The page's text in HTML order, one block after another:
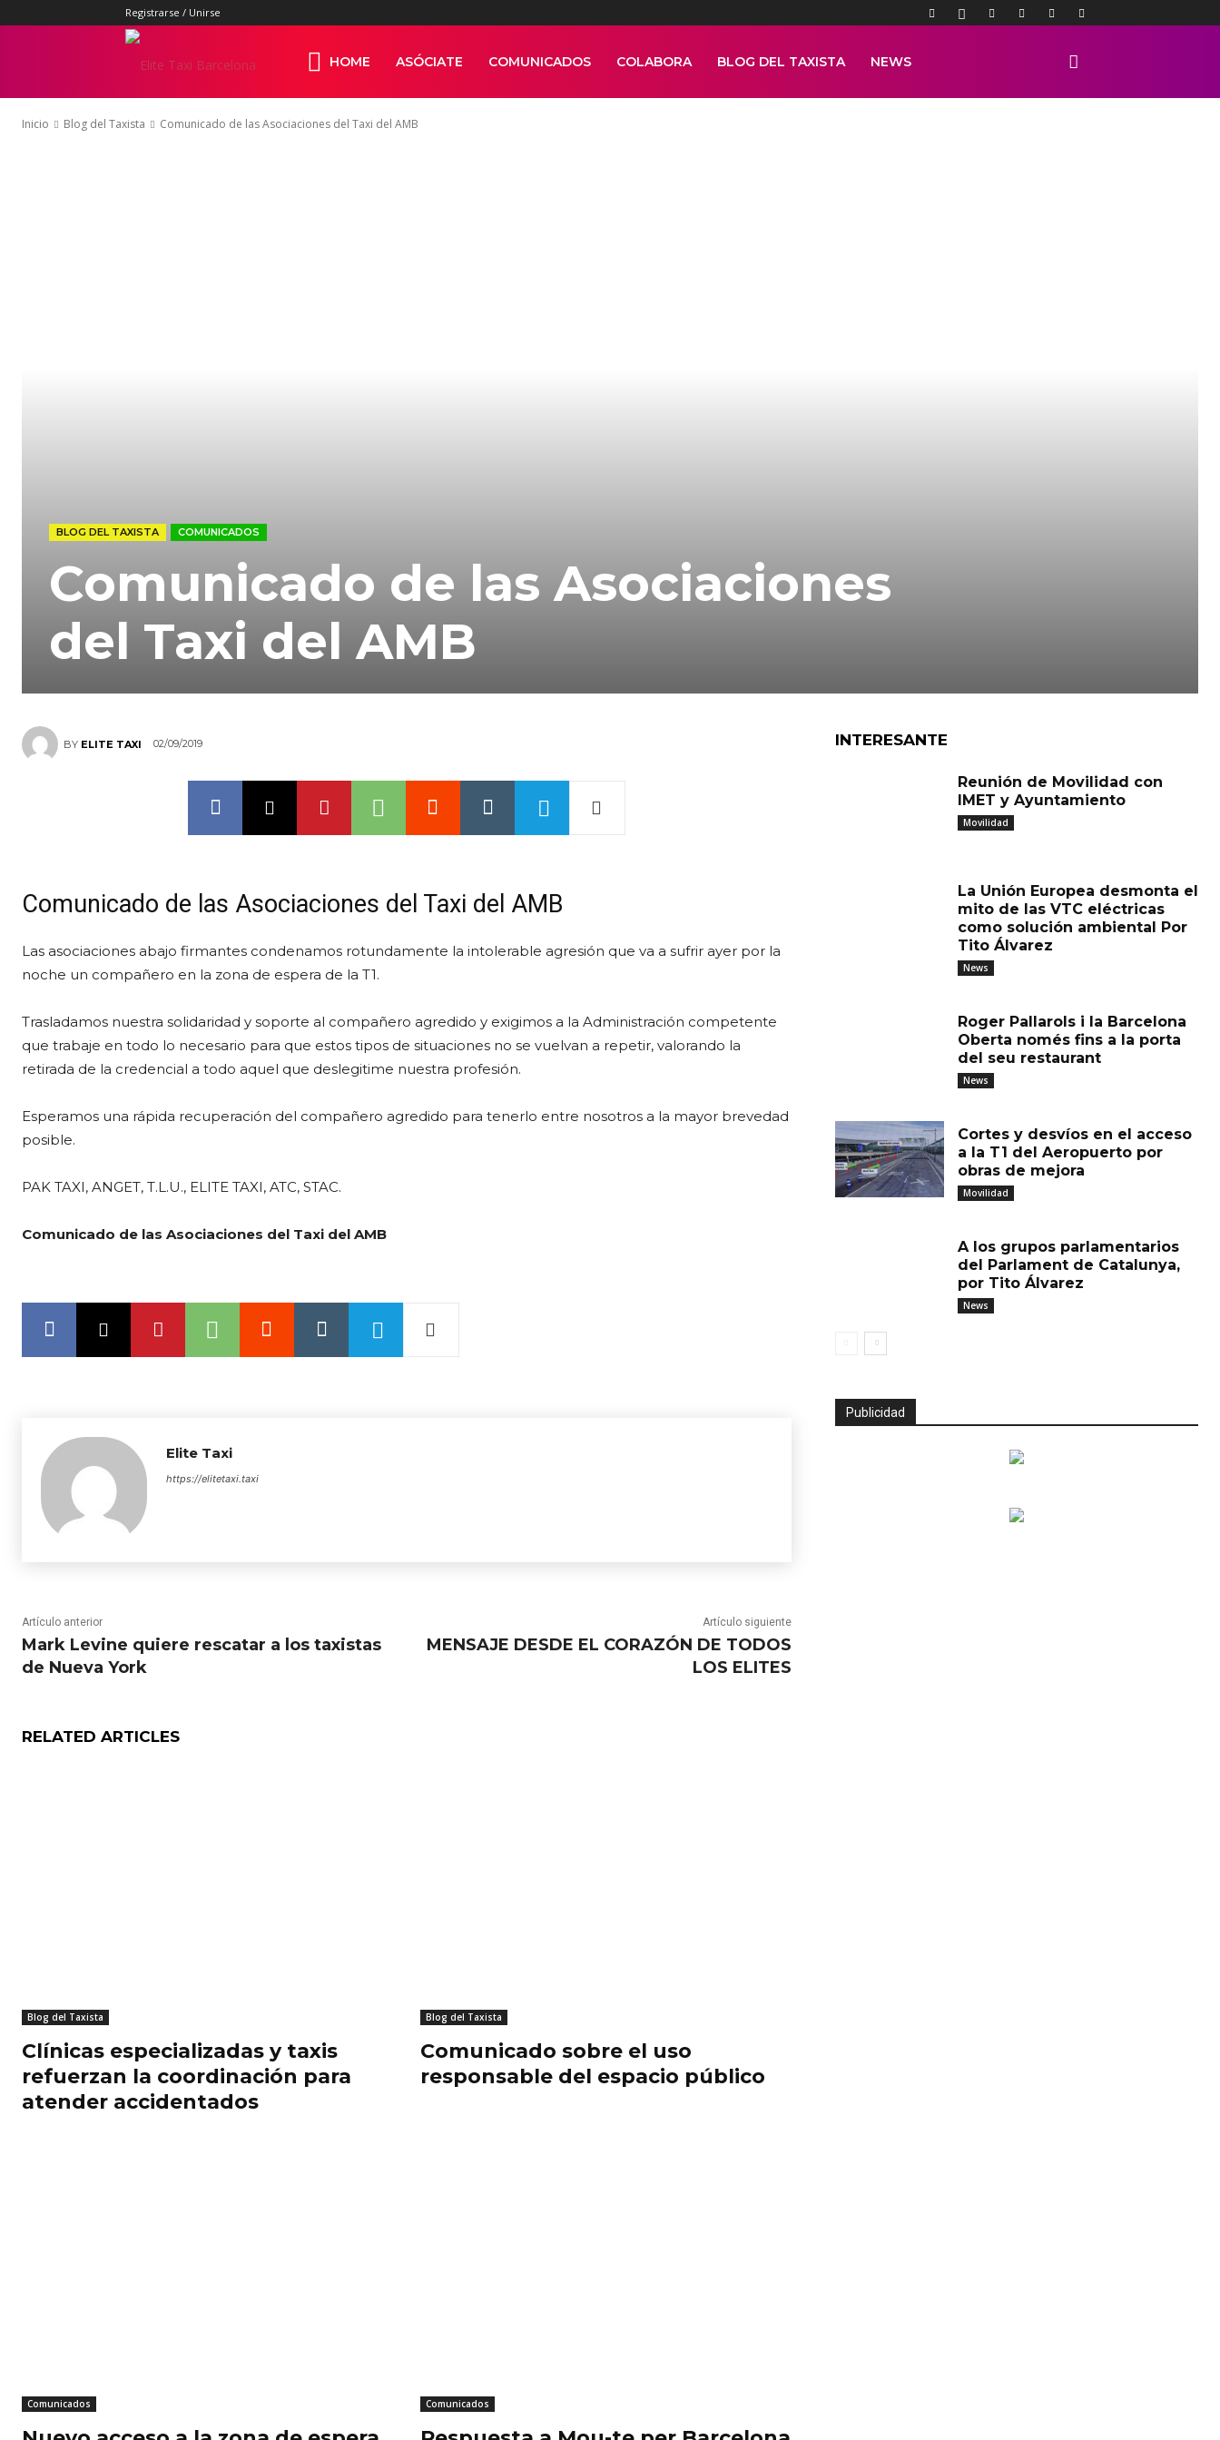
Registrarse / Unirse
Taxi
HOME ASÓCIATE COMUNICADOS COLABORA BLOG DEL TAXISTA NEWS
Inicio Blog del Taxista Comunicado de las Asociaciones del Taxi del AMB
BLOG DEL TAXISTA COMUNICADOS
Comunicado de las Asociaciones
del Taxi del AMB
BY ELITE TAXI 02/09/2019
Comunicado de las Asociaciones del Taxi del AMB
Las asociaciones abajo firmantes condenamos rotundamente la intolerable agresión que va a sufrir ayer por la
noche un compañero en la zona de espera de la T1.
Trasladamos nuestra solidaridad y soporte al compañero agredido y exigimos a la Administración competente
que trabaje en todo lo necesario para que estos tipos de situaciones no se vuelvan a repetir, valorando la
retirada de la credencial a todo aquel que deslegitime nuestra profesión.
Esperamos una rápida recuperación del compañero agredido para tenerlo entre nosotros a la mayor brevedad
posible.
PAK TAXI, ANGET, T.L.U., ELITE TAXI, ATC, STAC.
Comunicado de las Asociaciones del Taxi del AMB
Elite Taxi
https://elitetaxi.taxi
Artículo anterior
Mark Levine quiere rescatar a los taxistas
de Nueva York
Artículo siguiente
MENSAJE DESDE EL CORAZÓN DE TODOS
LOS ELITES
RELATED ARTICLES
Blog del Taxista
Clínicas especializadas y taxis
refuerzan la coordinación para
atender accidentados
Blog del Taxista
Comunicado sobre el uso
responsable del espacio público
Comunicados Comunicados
INTERESANTE
Reunión de Movilidad con
IMET y Ayuntamiento
Movilidad
La Unión Europea desmonta el
mito de las VTC eléctricas
como solución ambiental Por
Tito Álvarez
News
Roger Pallarols i la Barcelona
Oberta només fins a la porta
del seu restaurant
News
Cortes y desvíos en el acceso
a la T1 del Aeropuerto por
obras de mejora
Movilidad
A los grupos parlamentarios
del Parlament de Catalunya,
por Tito Álvarez
News
Publicidad